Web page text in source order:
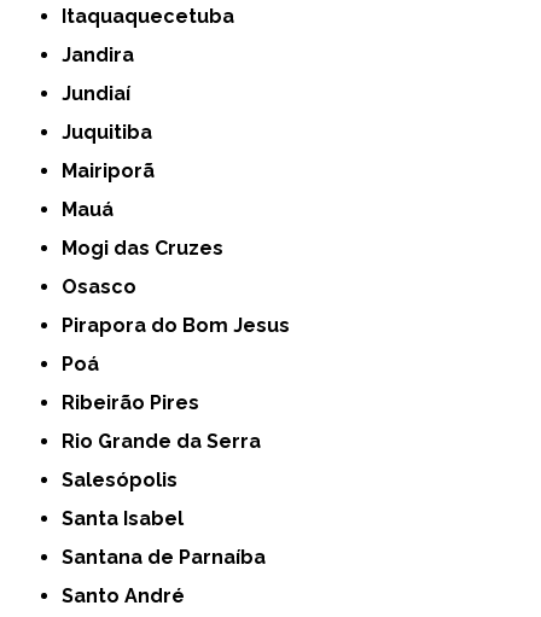
Itaquaquecetuba
Jandira
Jundiaí
Juquitiba
Mairiporã
Mauá
Mogi das Cruzes
Osasco
Pirapora do Bom Jesus
Poá
Ribeirão Pires
Rio Grande da Serra
Salesópolis
Santa Isabel
Santana de Parnaíba
Santo André